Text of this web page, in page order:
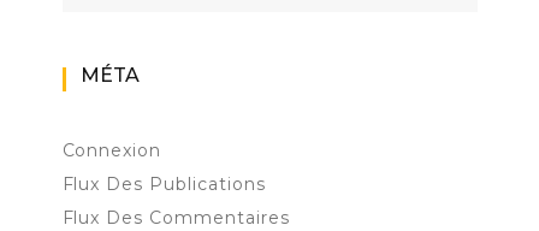
MÉTA
Connexion
Flux Des Publications
Flux Des Commentaires